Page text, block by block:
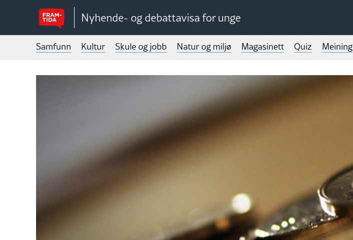
Nyhende- og debattavisa for unge
Samfunn Kultur Skule og jobb Natur og miljø Magasinett Quiz Meining